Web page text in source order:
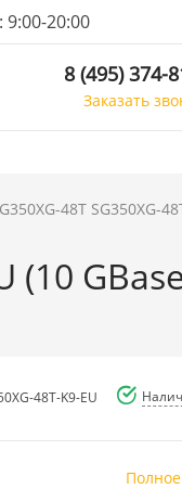
20:00
8 (495) 374-
Заказать
48T SG350XG-
(10
48T-K9-EU